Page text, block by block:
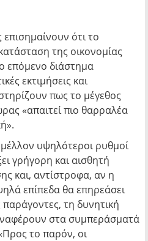
ότι το
της οικονομίας
επόμενο διάστημα
εκτιμήσεις και
πως το μέγεθος
«απαιτεί πιο θαρραλέα
υψηλότεροι ρυθμοί
γρήγορη και αισθητή
και, αντίστροφα, αν η
επίπεδα θα επηρεάσει
τη δυνητική
στα συμπεράσματά
το παρόν, οι